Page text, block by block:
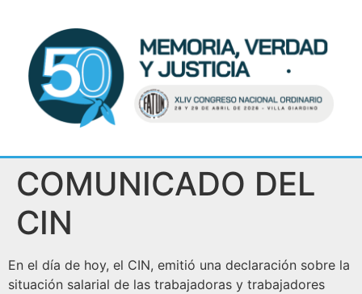
COMUNICADO DEL
CIN
En el día de hoy, el CIN, emitió una declaración sobre la
situación salarial de las trabajadoras y trabajadores